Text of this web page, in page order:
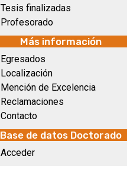
Tesis finalizadas
Profesorado
Más información
Egresados
Localización
Mención de Excelencia
Reclamaciones
Contacto
Base de datos Doctorado
Acceder